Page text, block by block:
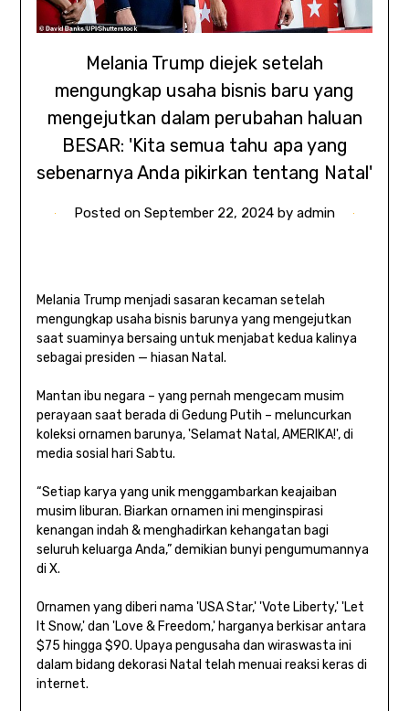
Melania Trump diejek setelah
mengungkap usaha bisnis baru yang
mengejutkan dalam perubahan haluan
BESAR: 'Kita semua tahu apa yang
sebenarnya Anda pikirkan tentang Natal'
Posted on September 22, 2024 by admin
Melania Trump menjadi sasaran kecaman setelah
mengungkap usaha bisnis barunya yang mengejutkan
saat suaminya bersaing untuk menjabat kedua kalinya
sebagai presiden — hiasan Natal.
Mantan ibu negara – yang pernah mengecam musim
perayaan saat berada di Gedung Putih – meluncurkan
koleksi ornamen barunya, 'Selamat Natal, AMERIKA!', di
media sosial hari Sabtu.
“Setiap karya yang unik menggambarkan keajaiban
musim liburan. Biarkan ornamen ini menginspirasi
kenangan indah & menghadirkan kehangatan bagi
seluruh keluarga Anda,” demikian bunyi pengumumannya
di X.
Ornamen yang diberi nama 'USA Star,' 'Vote Liberty,' 'Let
It Snow,' dan 'Love & Freedom,' harganya berkisar antara
$75 hingga $90. Upaya pengusaha dan wiraswasta ini
dalam bidang dekorasi Natal telah menuai reaksi keras di
internet.